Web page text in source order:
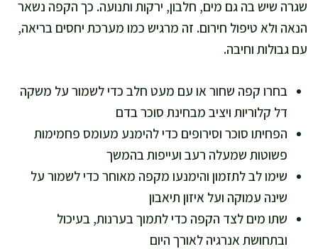
שגרה שיש בה גם מים, חלבון, ירקות ותנועה. כך הקפה נשאר
הנאה ולא טיפול חירום. זה מרגיש כמו מערכת יחסים בריאה,
עם גבולות וחיבה.
בחרו קפה שחור או עם מעט חלב כדי לשמור על משקה
דל קלוריות ויציב מבחינת סוכר בדם
הפחיתו סוכר וסירופים כדי להימנע מעומס פחמימות
פשוטות שמעלה רעב ועייפות בהמשך
שימו לב לתזמון והימנעו מקפה מאוחר כדי לשמור על
שינה עמוקה ועל איזון תיאבון
שתו מים לצד הקפה כדי לתמוך בערנות, בעיכול
ובתחושת אנרגיה לאורך היום